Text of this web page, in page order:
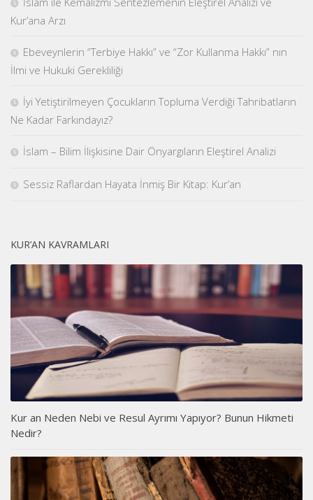
Kur’ana Arzı
Ebeveynlerin “Terbiye Hakkı” ve “Zor Kullanma Hakkı” nın
İlmi ve Hukuki Gerekliliği
İyi Yetiştirilmeyen Çocukların Topluma Verdiği Tahribatların
Ne Kadar Farkındayız?
İslam – Bilim İlişkisine Dair Önyargıların Eleştirel Analizi
Sessiz Raflardan Hayata İnmiş Bir Kitap: Kur’an
KUR’AN KAVRAMLARI
Kur an Neden Nebi ve Resul Ayrımı Yapıyor? Bunun Hikmeti
Nedir?